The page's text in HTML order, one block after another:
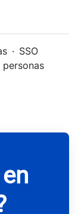
· SSO